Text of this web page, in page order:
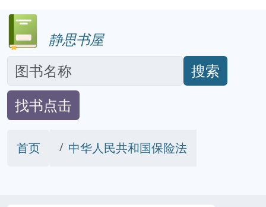
静思书屋
搜索
找书点击
首页 中华人民共和国保险法